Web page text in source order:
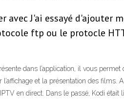
J'ai essayé d'ajouter
ftp ou le protocle
dans l’application, il vous
et la présentation des
en direct. Dans le passé, Kodi